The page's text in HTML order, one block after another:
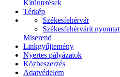
Kitüntetések
Térkép
Székesfehérvár
Székesfehérvárit nyomtat
Miserend
Linkgyűjtemény
Nyertes pályázatok
Közbeszerzés
Adatvédelem